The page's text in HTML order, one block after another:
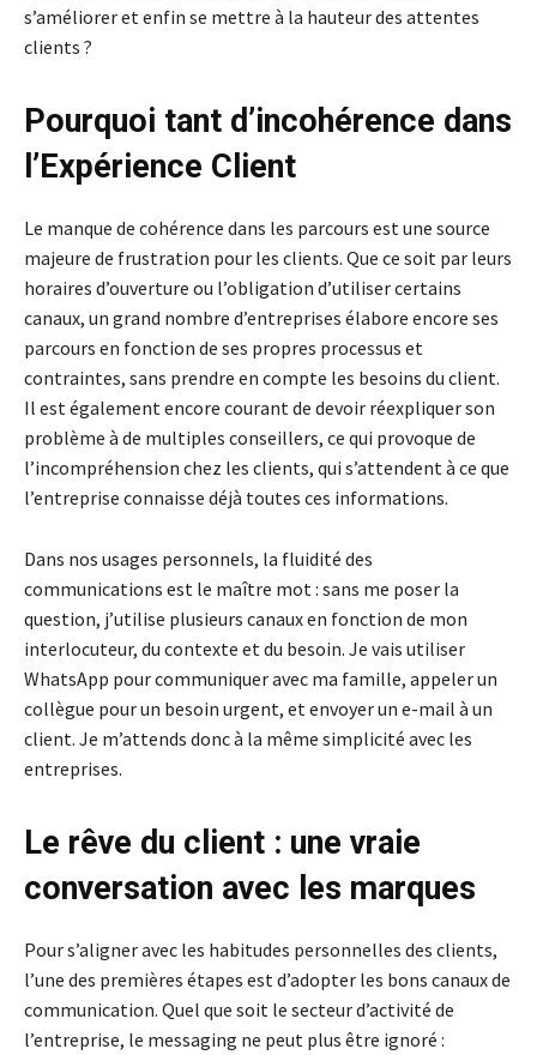
s’améliorer et enfin se mettre à la hauteur des attentes
clients ?
Pourquoi tant d’incohérence dans
l’Expérience Client
Le manque de cohérence dans les parcours est une source
majeure de frustration pour les clients. Que ce soit par leurs
horaires d’ouverture ou l’obligation d’utiliser certains
canaux, un grand nombre d’entreprises élabore encore ses
parcours en fonction de ses propres processus et
contraintes, sans prendre en compte les besoins du client.
Il est également encore courant de devoir réexpliquer son
problème à de multiples conseillers, ce qui provoque de
l’incompréhension chez les clients, qui s’attendent à ce que
l’entreprise connaisse déjà toutes ces informations.
Dans nos usages personnels, la fluidité des
communications est le maître mot : sans me poser la
question, j’utilise plusieurs canaux en fonction de mon
interlocuteur, du contexte et du besoin. Je vais utiliser
WhatsApp pour communiquer avec ma famille, appeler un
collègue pour un besoin urgent, et envoyer un e-mail à un
client. Je m’attends donc à la même simplicité avec les
entreprises.
Le rêve du client : une vraie
conversation avec les marques
Pour s’aligner avec les habitudes personnelles des clients,
l’une des premières étapes est d’adopter les bons canaux de
communication. Quel que soit le secteur d’activité de
l’entreprise, le messaging ne peut plus être ignoré :